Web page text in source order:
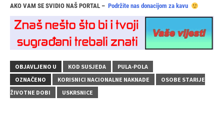
AKO VAM SE SVIDIO NAŠ PORTAL – Podržite nas donacijom za kavu
OBJAVLJENO U KOD SUSJEDA
PULA-POLA
OZNAČENO
KORISNICI NACIONALNE NAKNADE
OSOBE STARIJE
ŽIVOTNE DOBI
USKRSNICE